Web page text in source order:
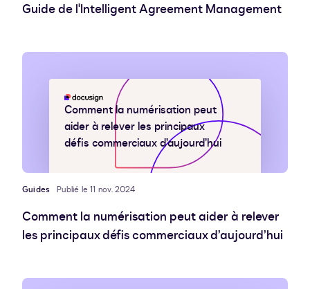
Guide de l'Intelligent Agreement Management
Comment la numérisation peut
aider à relever les principaux
défis commerciaux d’aujourd’hui
Guides Publié le 11 nov. 2024
Comment la numérisation peut aider à relever
les principaux défis commerciaux d’aujourd’hui